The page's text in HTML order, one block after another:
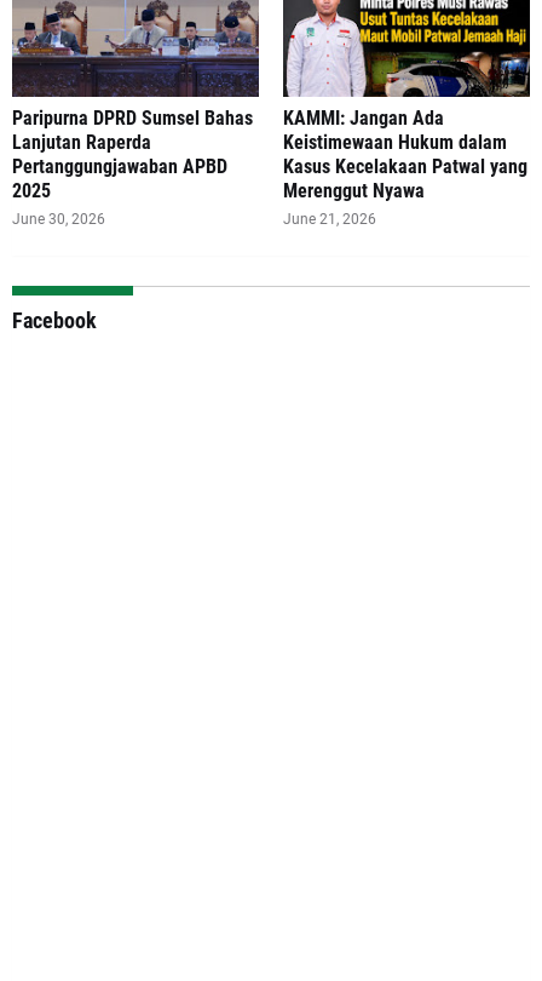
Paripurna DPRD Sumsel Bahas
Lanjutan Raperda
Pertanggungjawaban APBD
2025
June 30, 2026
‎KAMMI: Jangan Ada
Keistimewaan Hukum dalam
Kasus Kecelakaan Patwal yang
Merenggut Nyawa
June 21, 2026
Facebook